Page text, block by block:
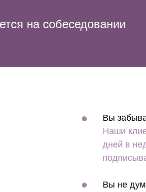
на собеседовании
Вы
Наши
дней в
Вы не